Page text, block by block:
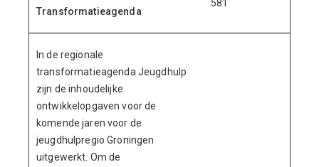
Transformatieagenda
581
In de regionale
transformatieagenda Jeugdhulp
zijn de inhoudelijke
ontwikkelopgaven voor de
komende jaren voor de
jeugdhulpregio Groningen
uitgewerkt. Om de